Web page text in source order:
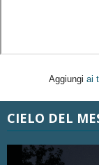
Aggiungi ai
CIELO DEL